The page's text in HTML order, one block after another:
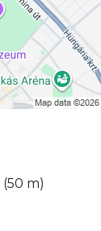
(50 m)